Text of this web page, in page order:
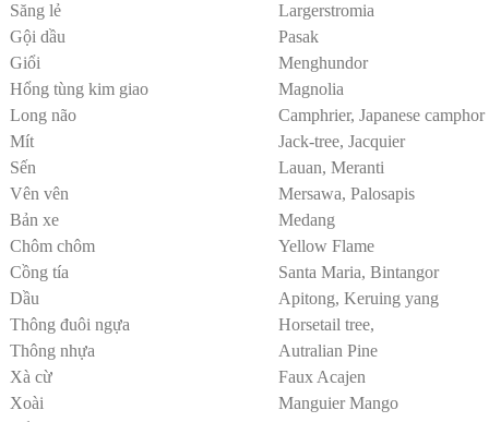
Săng lẻ
Largerstromia
Gội dầu
Pasak
Giổi
Menghundor
Hổng tùng kim giao
Magnolia
Long não
Camphrier, Japanese camphor
Mít
Jack-tree, Jacquier
Sến
Lauan, Meranti
Vên vên
Mersawa, Palosapis
Bản xe
Medang
Chôm chôm
Yellow Flame
Cồng tía
Santa Maria, Bintangor
Dầu
Apitong, Keruing yang
Thông đuôi ngựa
Horsetail tree,
Thông nhựa
Autralian Pine
Xà cừ
Faux Acajen
Xoài
Manguier Mango